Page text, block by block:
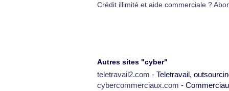
Crédit illimité et aide commerciale ?
Autres sites "cyber"
teletravail2.com - Teletravail,
cybercommerciaux.com -